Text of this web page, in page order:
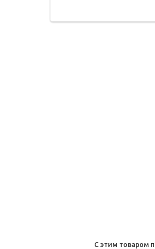
С этим товаром